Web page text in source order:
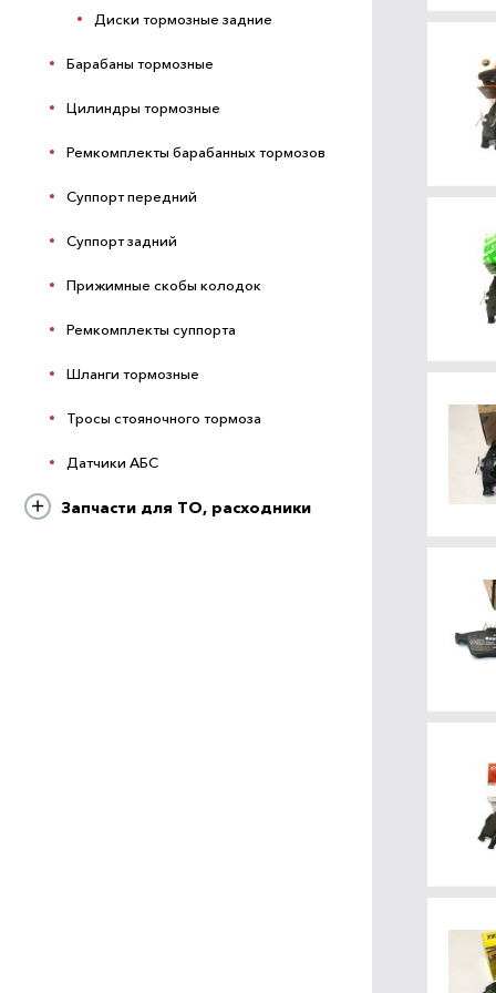
Диски тормозные задние
Барабаны тормозные
Цилиндры тормозные
Ремкомплекты барабанных тормозов
Суппорт передний
Суппорт задний
Прижимные скобы колодок
Ремкомплекты суппорта
Шланги тормозные
Тросы стояночного тормоза
Датчики АБС
Запчасти для ТО, расходники